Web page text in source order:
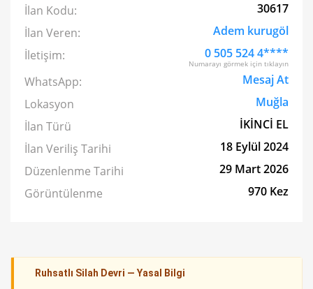
İlan Kodu:
30617
İlan Veren:
Adem kurugöl
İletişim:
0 505 524 4****
Numarayı görmek için tıklayın
WhatsApp:
Mesaj At
Lokasyon
Muğla
İlan Türü
İKİNCİ EL
İlan Veriliş Tarihi
18 Eylül 2024
Düzenlenme Tarihi
29 Mart 2026
Görüntülenme
970 Kez
Ruhsatlı Silah Devri — Yasal Bilgi